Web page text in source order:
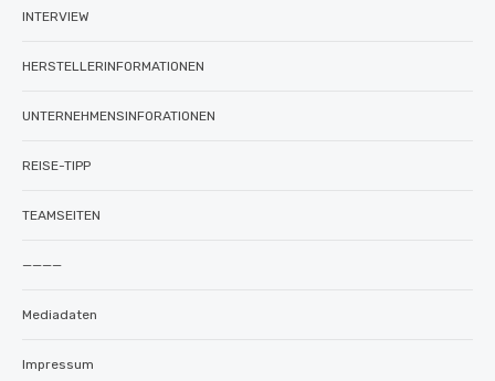
INTERVIEW
HERSTELLERINFORMATIONEN
UNTERNEHMENSINFORATIONEN
REISE-TIPP
TEAMSEITEN
————
Mediadaten
Impressum